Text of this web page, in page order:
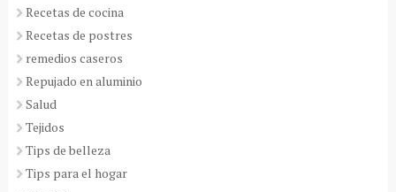
Recetas de cocina
Recetas de postres
remedios caseros
Repujado en aluminio
Salud
Tejidos
Tips de belleza
Tips para el hogar